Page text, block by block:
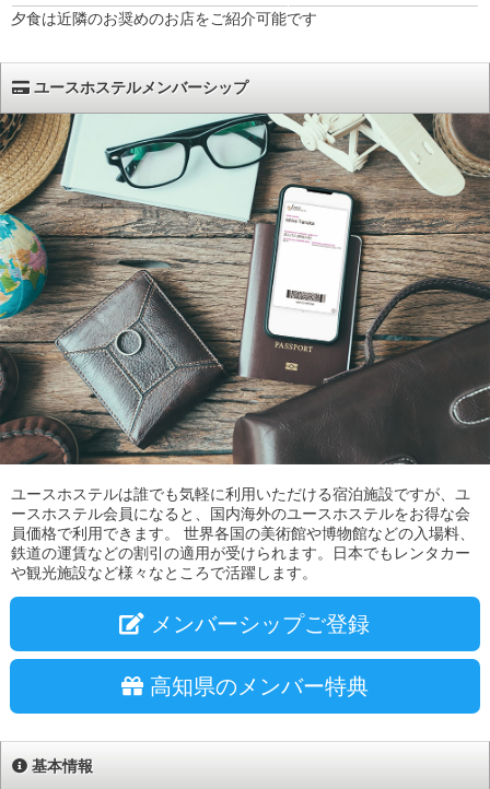
夕食は近隣のお奨めのお店をご紹介可能です
ユースホステルメンバーシップ
ユースホステルは誰でも気軽に利用いただける宿泊施設ですが、ユ
ースホステル会員になると、国内海外のユースホステルをお得な会
員価格で利用できます。 世界各国の美術館や博物館などの入場料、
鉄道の運賃などの割引の適用が受けられます。日本でもレンタカー
や観光施設など様々なところで活躍します。
メンバーシップご登録
高知県のメンバー特典
基本情報